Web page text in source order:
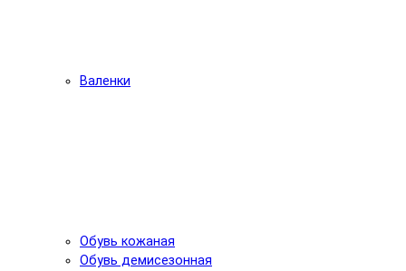
Валенки
Обувь кожаная
Обувь демисезонная